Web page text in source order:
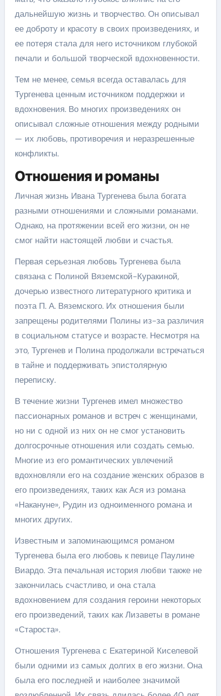
дальнейшую жизнь и творчество. Он описывал
ее доброту и красоту в своих произведениях, и
ее потеря стала для него источником глубокой
печали и большой творческой вдохновенности.
Тем не менее, семья всегда оставалась для
Тургенева ценным источником поддержки и
вдохновения. Во многих произведениях он
описывал сложные отношения между родными
— их любовь, противоречия и неразрешенные
конфликты.
Отношения и романы
Личная жизнь Ивана Тургенева была богата
разными отношениями и сложными романами.
Однако, на протяжении всей его жизни, он не
смог найти настоящей любви и счастья.
Первая серьезная любовь Тургенева была
связана с Полиной Вяземской-Куракиной,
дочерью известного литературного критика и
поэта П. А. Вяземского. Их отношения были
запрещены родителями Полины из-за различия
в социальном статусе и возрасте. Несмотря на
это, Тургенев и Полина продолжали встречаться
в тайне и поддерживать эпистолярную
переписку.
В течение жизни Тургенев имел множество
пассионарных романов и встреч с женщинами,
но ни с одной из них он не смог установить
долгосрочные отношения или создать семью.
Многие из его романтических увлечений
вдохновляли его на создание женских образов в
его произведениях, таких как Ася из романа
«Накануне», Рудин из одноименного романа и
многих других.
Известным и запоминающимся романом
Тургенева была его любовь к певице Паулине
Виардо. Эта печальная история любви также не
закончилась счастливо, и она стала
вдохновением для создания героини некоторых
его произведений, таких как Лизаветы в романе
«Староста».
Отношения Тургенева с Екатериной Киселевой
были одними из самых долгих в его жизни. Она
была его последней и наиболее значимой